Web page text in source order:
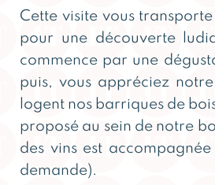
Cette visite vous
pour une découverte
commence par une
puis, vous appréciez
logent nos barriques de
proposé au sein de notre
des vins est
demande).